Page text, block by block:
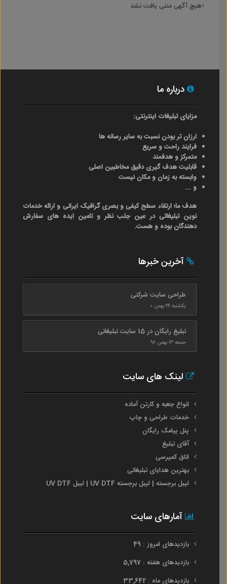
هیچ آگهی متنی یافت نشد
درباره ما
مزایای تبلیغات اینترنتی:
ارزان تر بودن نسبت به سایر رسانه ها
فرایند راحت و سریع
متمرکز و هدفمند
قابلیت هدف گیری دقیق مخاطبین اصلی
وابسته به زمان و مکان نیست
و ...
هدف ما؛ ارتقاء سطح کیفی و بصری گرافیک ایرانی و ارائه خدمات
نوین تبلیغاتی در عین جلب نظر و تامین ایده های سفارش
دهندگان بوده و هست.
آخرین خبرها
طراحی سایت شرکتی
یکشنبه ۲۴ بهمن ۰
تبلیغ رایگان در 15 سایت تبلیغاتی
جمعه ۱۳ بهمن ۹۶
لینک های سایت
انواع جعبه و کارتن آماده
خدمات طراحی و چاپ
پنل پیامک رایگان
آقای تبلیغ
اتاق کمپرسی
بهترین هدایای تبلیغاتی
لیبل برجسته | لیبل برجسته UV DTF | لیبل UV DTF
آمارهای سایت
بازدیدهای امروز : 49
بازدیدهای هفته : 5,797
بازدیدهای ماه : 33,642